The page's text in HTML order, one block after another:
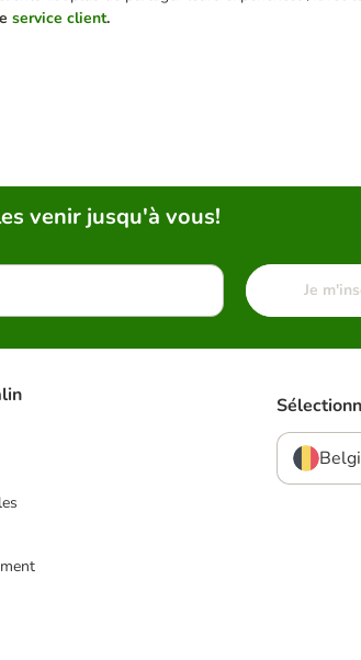
service client.
venir jusqu'à vous!
Je